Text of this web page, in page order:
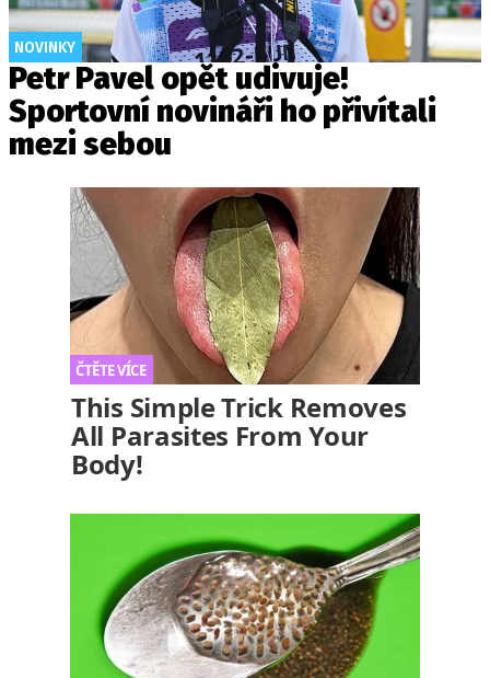
NOVINKY
Petr Pavel opět udivuje!
Sportovní novináři ho přivítali
mezi sebou
This Simple Trick Removes
All Parasites From Your
Body!